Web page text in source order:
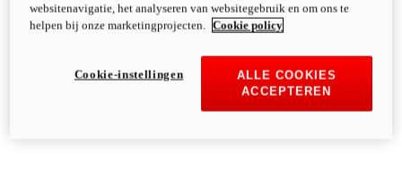
websitenavigatie, het analyseren van websitegebruik en om ons te
helpen bij onze marketingprojecten.
Cookie policy
ALLE COOKIES
ACCEPTEREN
Cookie-instellingen